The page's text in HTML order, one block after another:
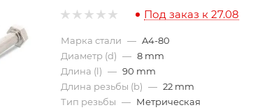
Под заказ к 27.08
Марка стали — A4-80
Диаметр (d) — 8 mm
Длина (l) — 90 mm
Длина резьбы (b) — 22 mm
Тип резьбы — Метрическая